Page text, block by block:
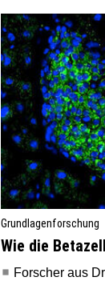
Grundlagenforschung
Wie die
Forscher aus